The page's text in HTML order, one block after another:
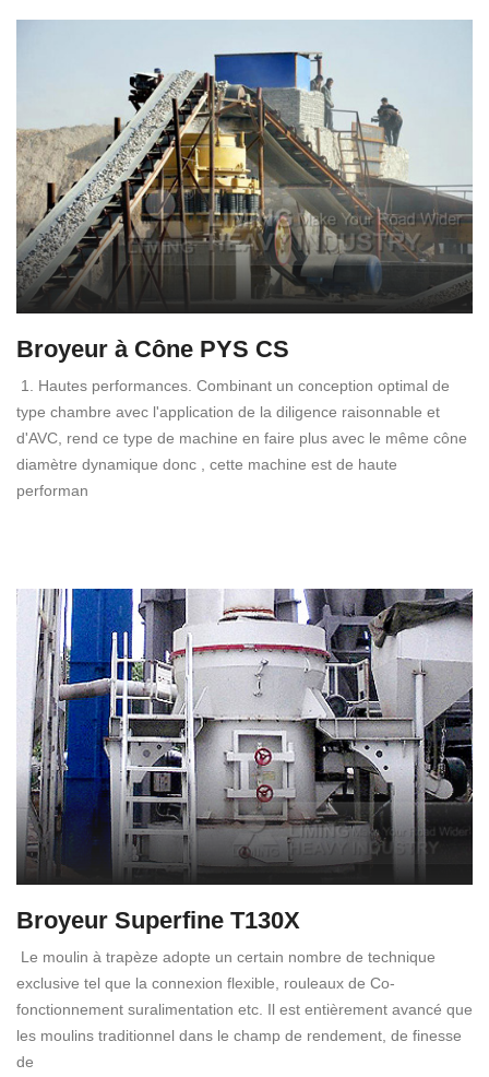
Broyeur à Cône PYS CS
1. Hautes performances. Combinant un conception optimal de
type chambre avec l'application de la diligence raisonnable et
d'AVC, rend ce type de machine en faire plus avec le même cône
diamètre dynamique donc , cette machine est de haute
performan
Broyeur Superfine T130X
Le moulin à trapèze adopte un certain nombre de technique
exclusive tel que la connexion flexible, rouleaux de Co-
fonctionnement suralimentation etc. Il est entièrement avancé que
les moulins traditionnel dans le champ de rendement, de finesse
de